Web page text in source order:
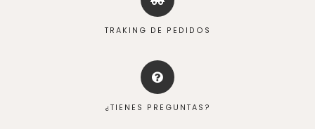
TRAKING DE PEDIDOS
¿TIENES PREGUNTAS?